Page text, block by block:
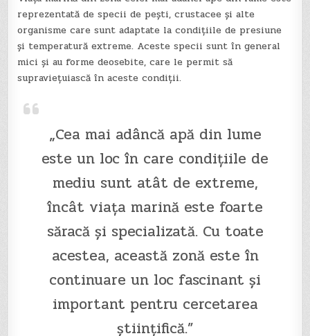
reprezentată de specii de pești, crustacee și alte
organisme care sunt adaptate la condițiile de presiune
și temperatură extreme. Aceste specii sunt în general
mici și au forme deosebite, care le permit să
supraviețuiască în aceste condiții.
„Cea mai adâncă apă din lume
este un loc în care condițiile de
mediu sunt atât de extreme,
încât viața marină este foarte
săracă și specializată. Cu toate
acestea, această zonă este în
continuare un loc fascinant și
important pentru cercetarea
științifică.”